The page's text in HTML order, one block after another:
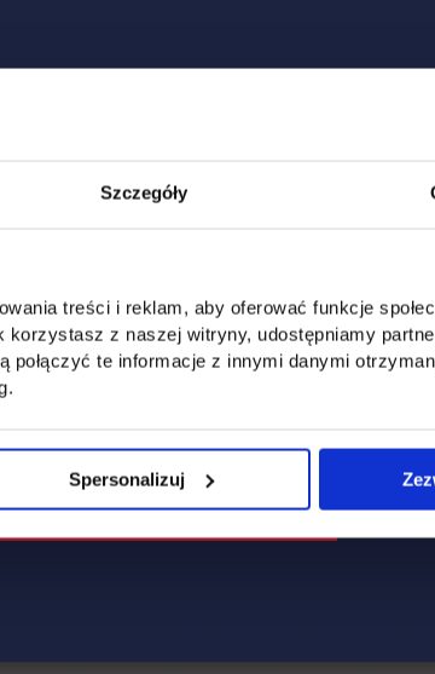
Szczegóły
treści i reklam, aby oferować funkcje
z naszej witryny, udostępniamy
te informacje z innymi danymi
Spersonalizuj
Kontakt
Wydział Zarządzania i Logistyki
Wydział Zamiejscowy Płońsk